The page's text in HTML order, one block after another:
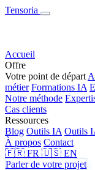
Tensoria
Accueil
Offre
Votre point de départ
métier Formations IA
Notre méthode
Cas clients
Ressources
Blog Outils IA Outils
À propos Contact
🇫🇷 FR 🇺🇸 EN
Parler de votre projet